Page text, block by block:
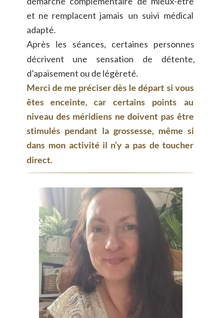
et ne remplacent jamais un suivi médical
adapté.
Après
les séances, certaines personnes
décrivent
une sensation de
détente,
d’apaisement ou de légèreté.
Merci de me préciserdès le départ si vous
êtes enceinte, car certains points
au
niveau des méridiens ne doivent pas être
stimulés pendant la grossesse, même si
dans mon activité il n’y a pas de toucher
direct.